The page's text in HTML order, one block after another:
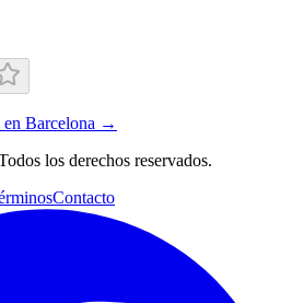
en Barcelona →
los derechos reservados.
Contacto